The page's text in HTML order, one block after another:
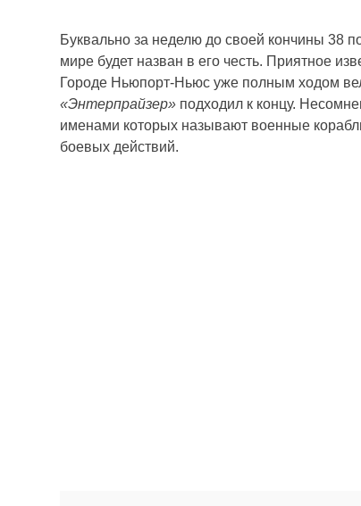
Буквально за неделю до своей кончины 38
мире будет назван в его честь. Приятное
Городе Ньюпорт-Ньюс уже полным ходом
«Энтерпрайзер» подходил к концу.
именами которых называют военные
боевых действий.